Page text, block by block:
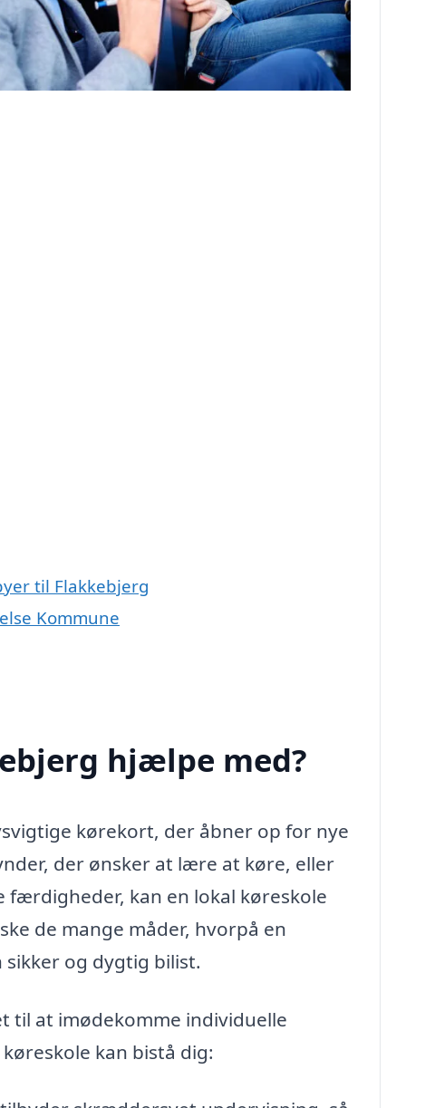
til Flakkebjerg
Kommune
hjælpe med?
kørekort, der åbner op for nye
der ønsker at lære at køre, eller
kan en lokal køreskole
de mange måder, hvorpå en
og dygtig bilist.
til at imødekomme individuelle
kan bistå dig: